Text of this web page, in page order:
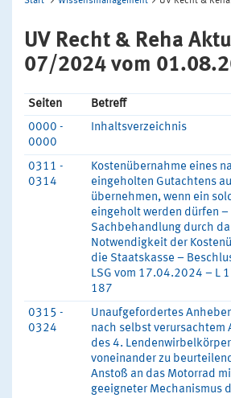
UV Recht & Reha
07/2024 vom
Seiten
Betreff
0000 -
0000
Inhaltsverzeichnis
0311 -
0314
Kostenübernahme eines
eingeholten Gutachtens
übernehmen, wenn ein
eingeholt werden dürfen
Sachbehandlung durch
Notwendigkeit der
die Staatskasse –
LSG vom 17.04.2024 – L
187
0315 -
0324
Unaufgefordertes
nach selbst verursachtem
des 4.
voneinander zu
Anstoß an das Motorrad
geeigneter Mechanismus